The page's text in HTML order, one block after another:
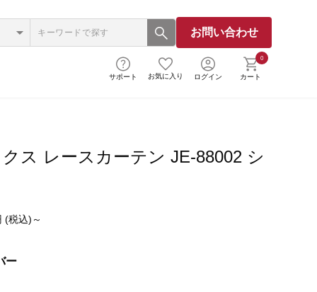
お問い合わせ
サポート お気に入り ログイン
0
カート
ス レースカーテン JE-88002 シ
(税込)～
ー